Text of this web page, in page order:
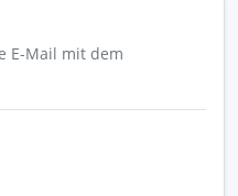
E-Mail mit dem